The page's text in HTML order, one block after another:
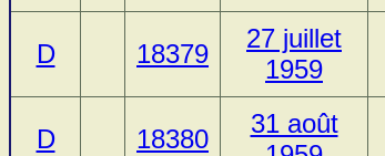
D 18379
27 juillet
1959
D 18380
31 août